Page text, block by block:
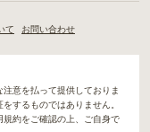
て お問い合わせ
意を払って提供しておりま
するものではありません。
約をご確認の上、ご自身で